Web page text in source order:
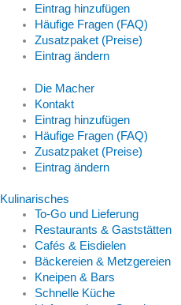
Eintrag hinzufügen
Häufige Fragen (FAQ)
Zusatzpaket (Preise)
Eintrag ändern
Die Macher
Kontakt
Eintrag hinzufügen
Häufige Fragen (FAQ)
Zusatzpaket (Preise)
Eintrag ändern
Kulinarisches
To-Go und Lieferung
Restaurants & Gaststätten
Cafés & Eisdielen
Bäckereien & Metzgereien
Kneipen & Bars
Schnelle Küche